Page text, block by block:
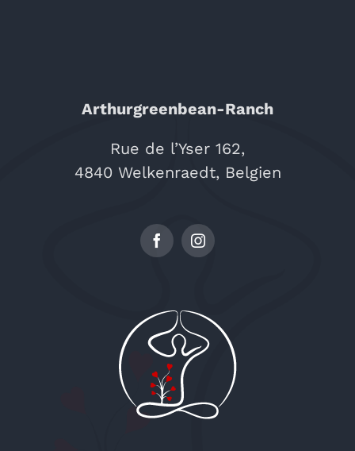
Arthurgreenbean-Ranch
Rue de l’Yser 162,
4840 Welkenraedt, Belgien